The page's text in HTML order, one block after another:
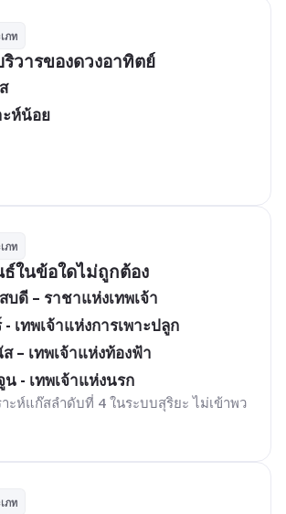
ภท
วารของดวงอาทิตย์
ะห์น้อย
ภท
ในข้อใดไม่ถูกต้อง
บดี – ราชาแห่งเทพเจ้า
- เทพเจ้าแห่งการเพาะปลูก
– เทพเจ้าแห่งท้องฟ้า
- เทพเจ้าแห่งนรก
าะห์แก๊สลำดับที่ 4 ในระบบสุริยะ ไม่เข้าพว
ภท